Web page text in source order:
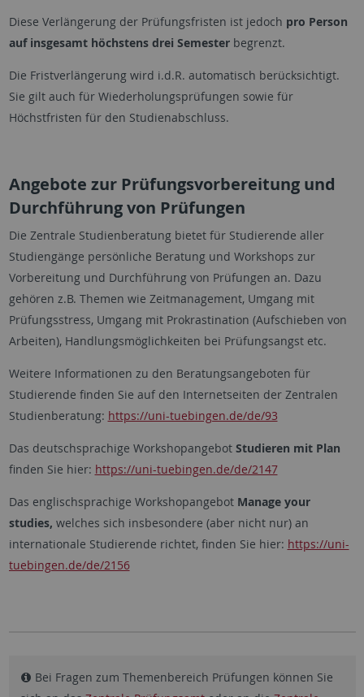
Diese Verlängerung der Prüfungsfristen ist jedoch pro Person
auf insgesamt höchstens drei Semesterbegrenzt.
Die Fristverlängerung wird i.d.R. automatisch berücksichtigt.
Sie gilt auch für Wiederholungsprüfungen sowie für
Höchstfristen für den Studienabschluss.
Angebote zur Prüfungsvorbereitung und
Durchführung von Prüfungen
Die Zentrale Studienberatung bietet für Studierende aller
Studiengänge persönliche Beratung und Workshops zur
Vorbereitung und Durchführung von Prüfungen an. Dazu
gehören z.B. Themen wie Zeitmanagement, Umgang mit
Prüfungsstress, Umgang mit Prokrastination (Aufschieben von
Arbeiten), Handlungsmöglichkeiten bei Prüfungsangst etc.
Weitere Informationen zu den Beratungsangeboten für
Studierende finden Sie auf den Internetseiten der Zentralen
Studienberatung: https://uni-tuebingen.de/de/93
Das deutschsprachige Workshopangebot Studieren mit Plan
finden Sie hier: https://uni-tuebingen.de/de/2147
Das englischsprachige Workshopangebot Manage your
studies, welches sich insbesondere (aber nicht nur) an
internationale Studierende richtet, finden Sie hier: https://uni-
tuebingen.de/de/2156
Bei Fragen zum Themenbereich Prüfungen können Sie